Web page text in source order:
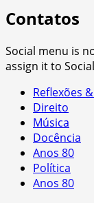
Contatos
Social menu is
assign it to
Reflexões
Direito
Música
Docência
Anos 80
Política
Anos 80